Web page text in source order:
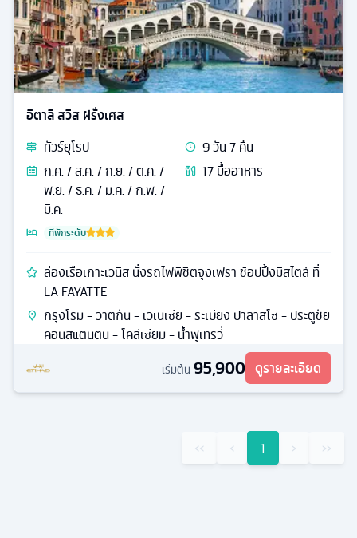
อิตาลี สวิส ฝรั่งเศส
ทัวร์ยุโรป 9วัน7คืน
ก.ค. / ส.ค. / ก.ย. / ต.ค. /
พ.ย. / ธ.ค. / ม.ค. / ก.พ. /
มี.ค.
17มื้ออาหาร
ที่พักระดับ
ล่องเรือเกาะเวนิส นั่งรถไฟพิชิตจุงเฟรา ช้อปปิ้งมีสไตล์ ที่
LA FAYATTE
กรุงโรม - วาติกัน - เวเนเซีย - ระเบียง ปาลาสโซ - ประตูชัย
คอนสแตนติน - โคลีเซียม - น้ำพุเทรวี่
เริ่มต้น 95,900 ดูรายละเอียด
‹‹ ‹ 1 › ››